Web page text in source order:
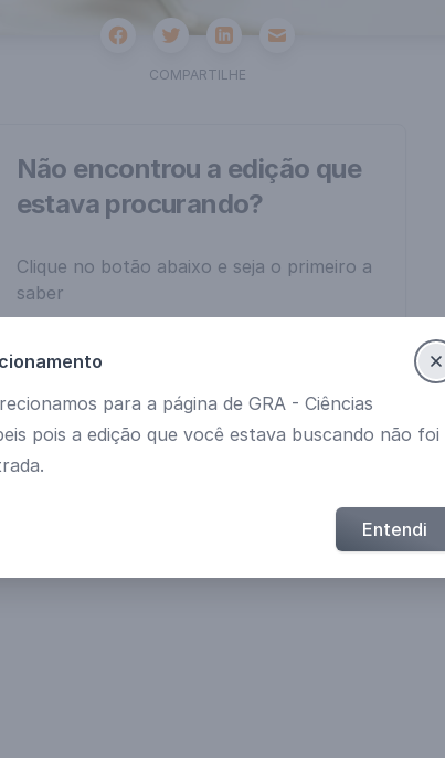
FacebookTwitterLinkedinEmail
COMPARTILHE
Não encontrou a edição que
estava procurando?
Clique no botão abaixo e seja o primeiro a
saber
Me avise
para a página de GRA - Ciências
pois a edição que você estava buscando não foi
Entendi